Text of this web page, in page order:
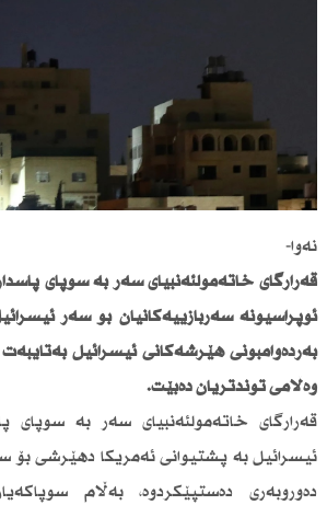
نەوا-
قەرارگای خاتەمولئەنبیای سەر بە سوپای
ئۆپراسیۆنە سەربازییەكانیان بۆ سەر
بەردەوامبونی هێرشەكانی ئیسرائیل بەتایبەت
وەڵامی توندتریان دەبێت.
قەرارگای خاتەمولئەنبیای سەر بە سوپای
ئیسرائیل بە پشتیوانی ئەمریكا دهێرشی بۆ
دەوروبەری دەستپێكردوە، بەڵام